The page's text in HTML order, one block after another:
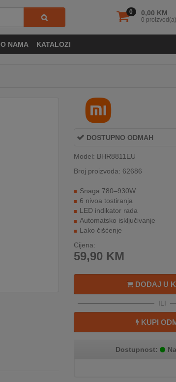
0 0,00 KM
0 proizvod(a)
O NAMA KATALOZI
DOSTUPNO ODMAH
Model: BHR8811EU
Broj proizvoda: 62686
Snaga 780–930W
6 nivoa tostiranja
LED indikator rada
Automatsko isključivanje
Lako čišćenje
Cijena:
59,90 KM
DODAJ U
ILI
KUPI
Dostupnost: